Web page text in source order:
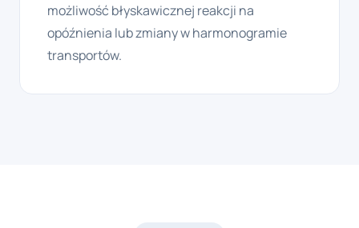
możliwość błyskawicznej reakcji na
opóźnienia lub zmiany w harmonogramie
transportów.